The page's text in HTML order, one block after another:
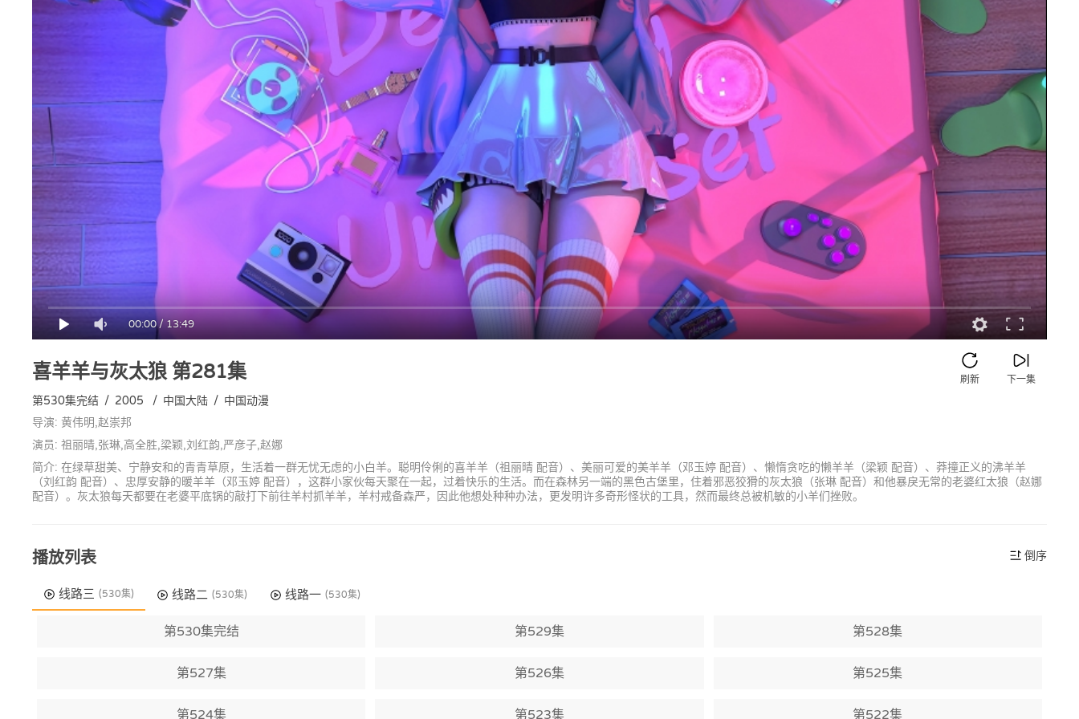
00:00/13:49
喜羊羊与灰太狼第281集 下一集
刷新
第530集完结 / 2005 / 中国大陆 / 中国动漫
导演: 黄伟明,赵崇邦
演员: 祖丽晴,张琳,高全胜,梁颖,刘红韵,严彦子,赵娜
简介: 在绿草甜美、宁静安和的青青草原，生活着一群无忧无虑的小白羊。聪明伶俐的喜羊羊（祖丽晴 配音）、美丽可爱的美羊羊（邓玉婷 配音）、懒惰贪吃的懒羊羊（梁颖 配音）、莽撞正义的沸羊羊
（刘红韵 配音）、忠厚安静的暖羊羊（邓玉婷 配音），这群小家伙每天聚在一起，过着快乐的生活。而在森林另一端的黑色古堡里，住着邪恶狡猾的灰太狼（张琳 配音）和他暴戾无常的老婆红太狼（赵娜
配音）。灰太狼每天都要在老婆平底锅的敲打下前往羊村抓羊羊，羊村戒备森严，因此他想处种种办法，更发明许多奇形怪状的工具，然而最终总被机敏的小羊们挫败。
播放列表 倒序
线路三 (530集) 线路二 (530集) 线路一 (530集)
第530集完结 第529集 第528集
第527集 第526集 第525集
第524集 第523集 第522集